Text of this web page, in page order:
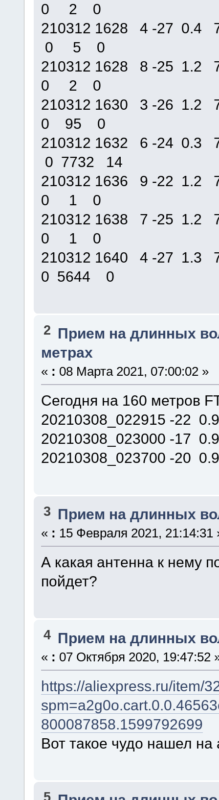
0 2 0
210312 1628 4 -27
0 5 0
210312 1628 8 -25
0 2 0
210312 1630 3 -26
0 95 0
210312 1632 6 -24
0 7732 14
210312 1636 9 -22
0 1 0
210312 1638 7 -25
0 1 0
210312 1640 4 -27
0 5644 0
2 Прием на длинных
метрах
« : 08 Марта 2021, 07:00:02 »
Сегодня на 160 метров
20210308_022915 -22
20210308_023000 -17
20210308_023700 -20
3 Прием на длинных
« : 15 Февраля 2021, 21:14:31
А какая антенна к нему
пойдет?
4 Прием на длинных
« : 07 Октября 2020, 19:47:52
https://aliexpress.ru/item/
800087858.1599792699
Вот такое чудо нашел
5